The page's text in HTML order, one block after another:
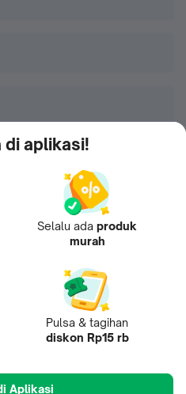
di aplikasi!
Selalu ada produk
murah
Pulsa & tagihan
diskon Rp15 rb
Aplikasi